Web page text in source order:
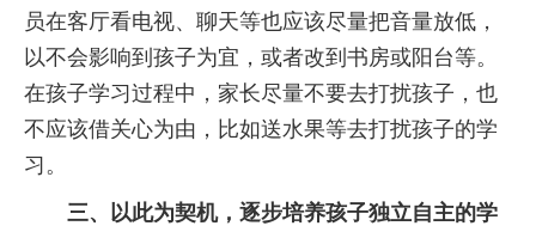
员在客厅看电视、聊天等也应该尽量把音量放低，
以不会影响到孩子为宜，或者改到书房或阳台等。
在孩子学习过程中，家长尽量不要去打扰孩子，也
不应该借关心为由，比如送水果等去打扰孩子的学
习。
三、以此为契机，逐步培养孩子独立自主的学